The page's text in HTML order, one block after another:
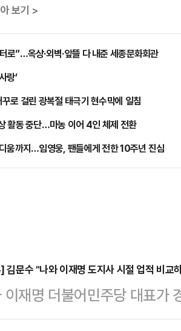
보기 >
로”…옥상·외벽·앞뜰 다 내준 세종문화회관
랑’
로 걸린 광복절 태극기 현수막에 일침
활동 중단…마농 이어 4인 체제 전환
움까지…임영웅, 팬들에게 전한 10주년 진심
김문수 "나와 이재명 도지사 시절 업적 비교
이재명 더불어민주당 대표가
쟁력이) 분명하게 보일 겁니